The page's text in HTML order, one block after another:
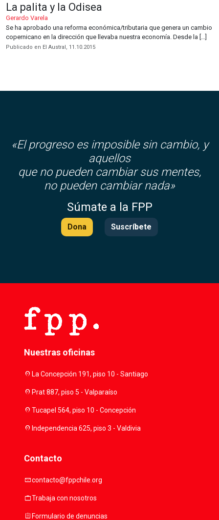
La palita y la Odisea
Gerardo Varela
Se ha aprobado una reforma económica/tributaria que genera un cambio
copernicano en la dirección que llevaba nuestra economía. Desde la […]
Publicado en El Austral, 11.10.2015
«El progreso es imposible sin cambio, y
aquellos
que no pueden cambiar sus mentes,
no pueden cambiar nada»
Súmate a la FPP
Dona Suscríbete
Nuestras oficinas
location_onLa Concepción 191, piso 10 - Santiago
location_onPrat 887, piso 5 - Valparaíso
location_onTucapel 564, piso 10 - Concepción
location_onIndependencia 625, piso 3 - Valdivia
Contacto
mailcontacto@fppchile.org
workTrabaja con nosotros
assignmentFormulario de denuncias